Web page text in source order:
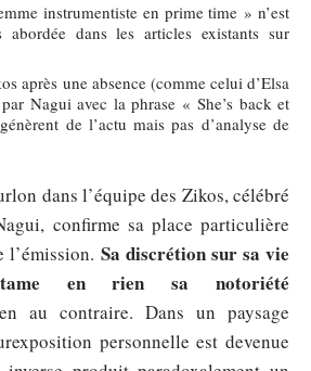
instrumentiste en prime time » n’est
abordée dans les articles existants sur
après une absence (comme celui d’Elsa
Nagui avec la phrase « She’s back et
de l’actu mais pas d’analyse de
dans l’équipe des Zikos, célébré
confirme sa place particulière
Sa discrétion sur sa vie
en rien sa notoriété
au contraire. Dans un paysage
personnelle est devenue